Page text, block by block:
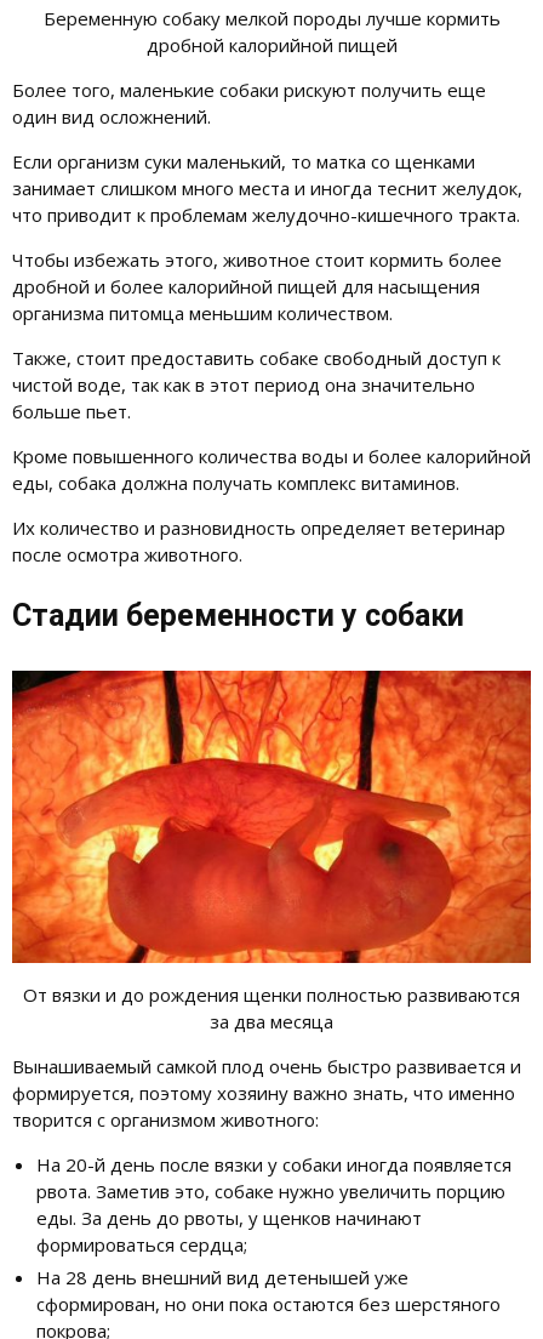
Беременную собаку мелкой породы лучше кормить
дробной калорийной пищей
Более того, маленькие собаки рискуют получить еще
один вид осложнений.
Если организм суки маленький, то матка со щенками
занимает слишком много места и иногда теснит желудок,
что приводит к проблемам желудочно-кишечного тракта.
Чтобы избежать этого, животное стоит кормить более
дробной и более калорийной пищей для насыщения
организма питомца меньшим количеством.
Также, стоит предоставить собаке свободный доступ к
чистой воде, так как в этот период она значительно
больше пьет.
Кроме повышенного количества воды и более калорийной
еды, собака должна получать комплекс витаминов.
Их количество и разновидность определяет ветеринар
после осмотра животного.
Стадии беременности у собаки
От вязки и до рождения щенки полностью развиваются
за два месяца
Вынашиваемый самкой плод очень быстро развивается и
формируется, поэтому хозяину важно знать, что именно
творится с организмом животного:
На 20-й день после вязки у собаки иногда появляется
рвота. Заметив это, собаке нужно увеличить порцию
еды. За день до рвоты, у щенков начинают
формироваться сердца;
На 28 день внешний вид детенышей уже
сформирован, но они пока остаются без шерстяного
покрова;